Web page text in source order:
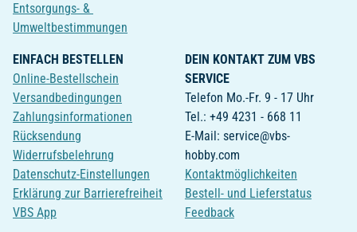
Entsorgungs- &
Umweltbestimmungen
EINFACH BESTELLEN
Online-Bestellschein
Versandbedingungen
Zahlungsinformationen
Rücksendung
Widerrufsbelehrung
Datenschutz-Einstellungen
Erklärung zur Barrierefreiheit
VBS App
DEIN KONTAKT ZUM VBS
SERVICE
Telefon Mo.-Fr. 9 - 17 Uhr
Tel.: +49 4231 - 668 11
E-Mail: service@vbs-
hobby.com
Kontaktmöglichkeiten
Bestell- und Lieferstatus
Feedback